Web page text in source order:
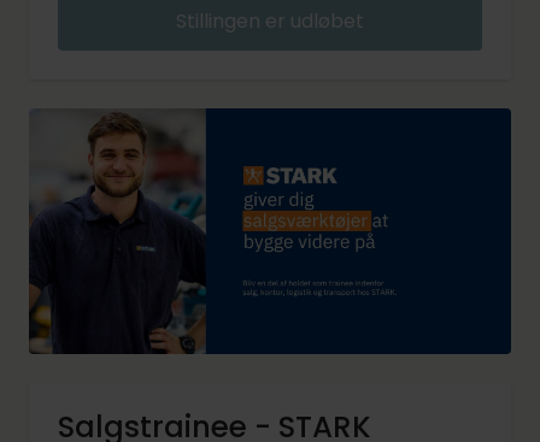
Stillingen er udløbet
Salgstrainee - STARK